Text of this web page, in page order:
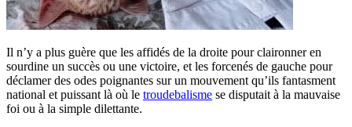
Il n’y a plus guère que les affidés de la droite pour claironner en
sourdine un succès ou une victoire, et les forcenés de gauche pour
déclamer des odes poignantes sur un mouvement qu’ils fantasment
national et puissant là où le troudebalisme se disputait à la mauvaise
foi ou à la simple dilettante.